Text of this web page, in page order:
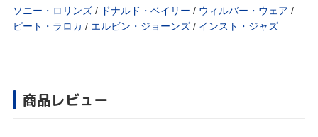
ソニー・ロリンズ / ドナルド・ベイリー / ウィルバー・ウェア /
ピート・ラロカ / エルビン・ジョーンズ / インスト・ジャズ
商品レビュー